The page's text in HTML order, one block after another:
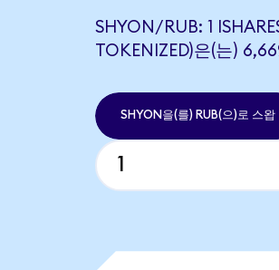
SHYON/RUB: 1
TOKENIZED)은(는)
SHYON을(를) RUB(으)로 스왑